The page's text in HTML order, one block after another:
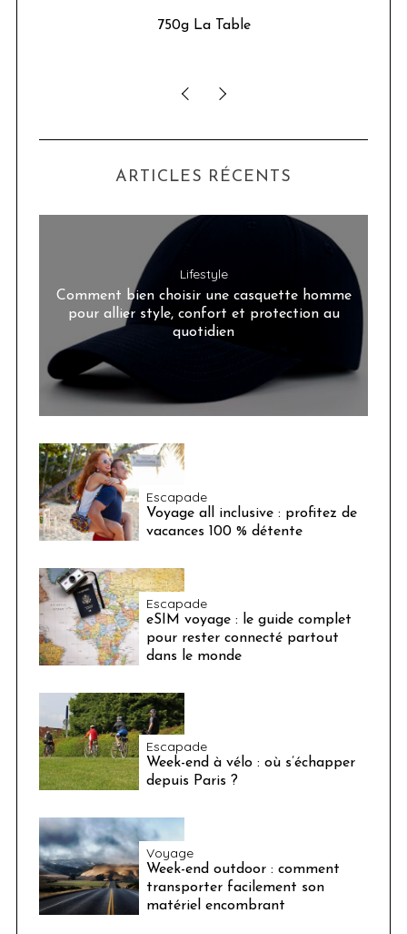
Google installe un chalet à Paris du 21 au 24
ARTICLES RÉCENTS
Lifestyle
Comment bien choisir une casquette homme
pour allier style, confort et protection au
quotidien
Escapade
Voyage all inclusive : profitez de
vacances 100 % détente
Escapade
eSIM voyage : le guide complet
pour rester connecté partout
dans le monde
Escapade
Week-end à vélo : où s’échapper
depuis Paris ?
Voyage
Week-end outdoor : comment
transporter facilement son
matériel encombrant